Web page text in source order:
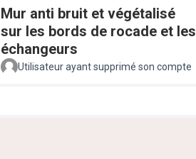
Mur anti bruit et végétalisé
sur les bords de rocade et les
échangeurs
Utilisateur ayant supprimé son compte